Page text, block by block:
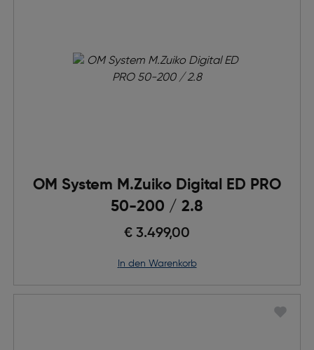
OM System M.Zuiko Digital ED PRO
50-200 / 2.8
€ 3.499,00
in den Warenkorb